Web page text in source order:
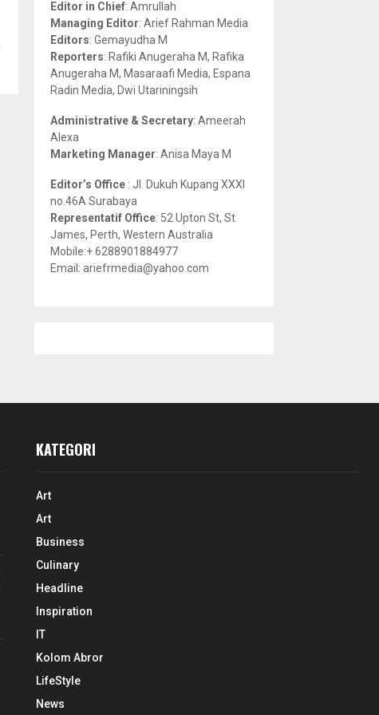
r
:
R
H
Editor in Chief: Amrullah
Managing Editor: Arief Rahman Media
Editors: Gemayudha M
Reporters: Rafiki Anugeraha M, Rafika
Anugeraha M, Masaraafi Media, Espana
Radin Media, Dwi Utariningsih
Administrative & Secretary: Ameerah
Alexa
Marketing Manager: Anisa Maya M
Editor’s Office : Jl. Dukuh Kupang XXXI
no.46A Surabaya
Representatif Office: 52 Upton St, St
James, Perth, Western Australia
Mobile:+ 6288901884977
Email: ariefrmedia@yahoo.com
KATEGORI
Art
Art
Business
Culinary
Headline
Inspiration
IT
Kolom Abror
LifeStyle
News